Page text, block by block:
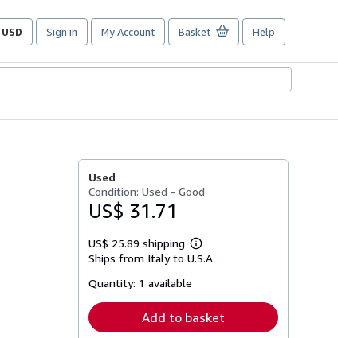
USD
Site
preferences
Sign in My Account Basket Help
Used
Condition: Used - Good
US$ 31.71
US$ 25.89 shipping
Learn
more
Ships from Italy to U.S.A.
Quantity: 1 available
Add to basket